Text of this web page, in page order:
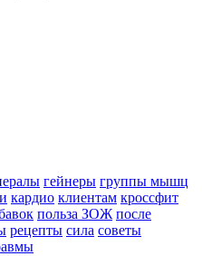
гейнеры группы мышц
кардио клиентам кроссфит
польза ЗОЖ после
рецепты сила советы